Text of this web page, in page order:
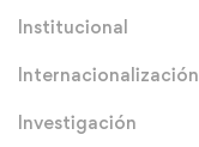
Institucional
Internacionalización
Investigación